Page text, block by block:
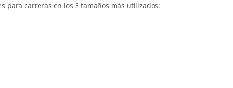
para carreras en los 3 tamaños más utilizados: